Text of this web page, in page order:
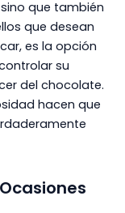
que también
que desean
es la opción
su
del chocolate.
hacen que